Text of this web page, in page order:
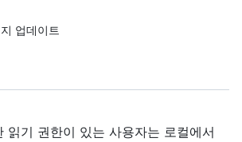
업데이트
읽기 권한이 있는 사용자는 로컬에서